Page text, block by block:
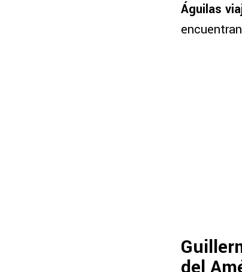
Águilas